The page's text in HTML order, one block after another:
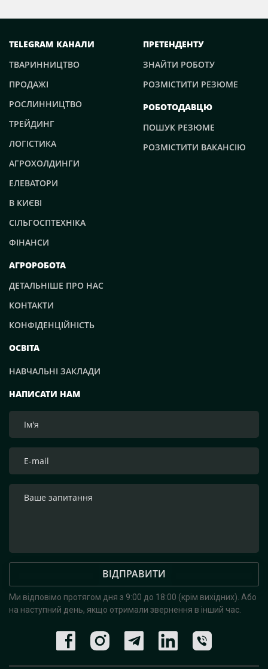
НАПИСАТИ НАМ
ВІДПРАВИТИ
Ми відповімо протягом дня з 9:00 до 18:00 (крім вихідних). Або
на наступний день, якщо отримали звернення в інший час.
TELEGRAM КАНАЛИ
ТВАРИННИЦТВО
ПРОДАЖІ
РОСЛИННИЦТВО
ТРЕЙДИНГ
ЛОГІСТИКА
АГРОХОЛДИНГИ
ЕЛЕВАТОРИ
В КИЄВІ
СІЛЬГОСПТЕХНІКА
ФІНАНСИ
ПРЕТЕНДЕНТУ
ЗНАЙТИ РОБОТУ
РОЗМІСТИТИ РЕЗЮМЕ
РОБОТОДАВЦЮ
ПОШУК РЕЗЮМЕ
РОЗМІСТИТИ ВАКАНСІЮ
АГРОРОБОТА
ДЕТАЛЬНІШЕ ПРО НАС
КОНТАКТИ
КОНФІДЕНЦІЙНІСТЬ
ОСВІТА
НАВЧАЛЬНІ ЗАКЛАДИ